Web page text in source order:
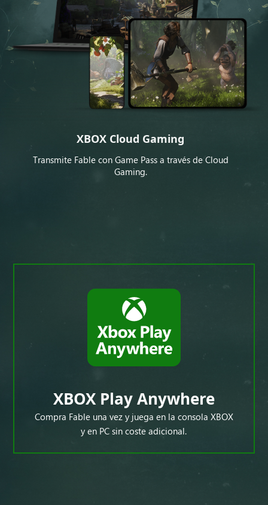
XBOX Cloud Gaming
Transmite Fable con Game Pass a través de Cloud
Gaming.
XBOX Play Anywhere
Compra Fable una vez y juega en la consola XBOX
y en PC sin coste adicional.